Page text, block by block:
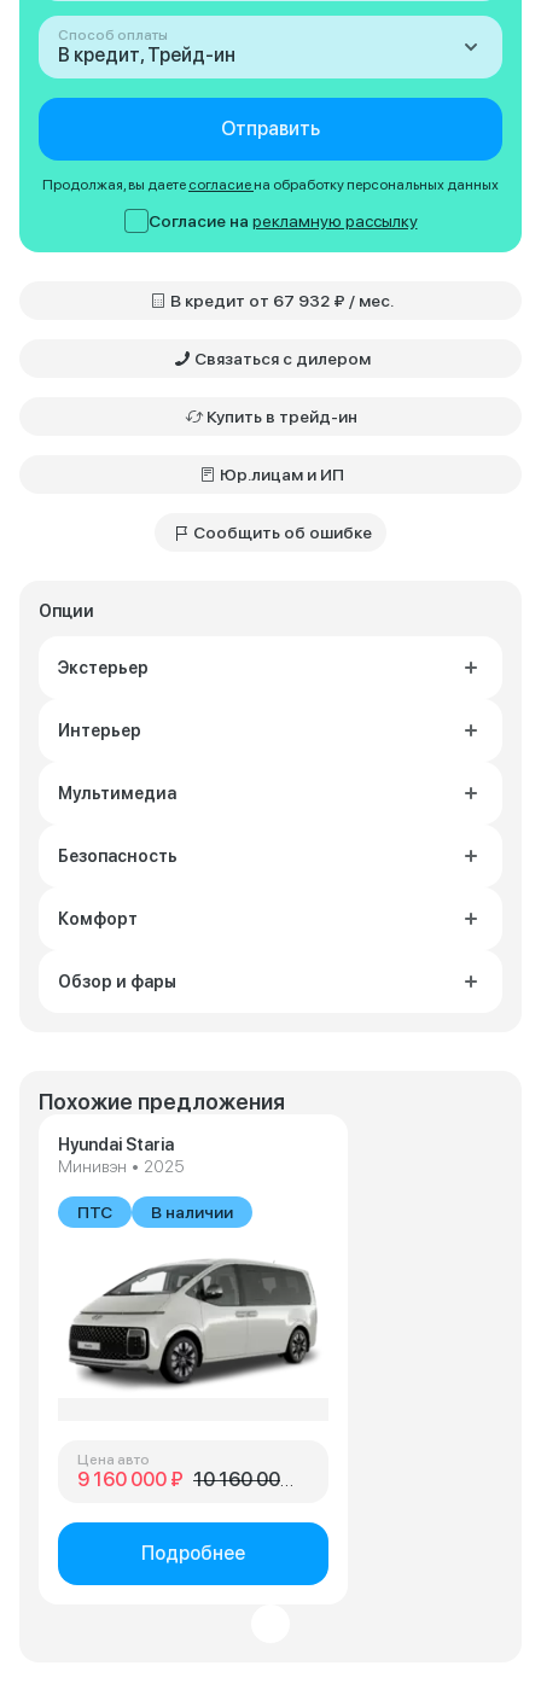
Опции
Экстерьер
Интерьер
Мультимедиа
Безопасность
Комфорт
Обзор и фары
Способ оплаты
В кредит, Трейд-ин
Отправить
Продолжая, вы даете согласие на обработку персональных данных
Согласие на рекламную рассылку
В кредит от 67 932 ₽ / мес.
Связаться с дилером
Купить в трейд-ин
Юр.лицам и ИП
Сообщить об ошибке
Похожие предложения
Hyundai Staria
Минивэн • 2025
ПТС В наличии
Цена авто
9 160 000 ₽ 10 160 000 ₽
Подробнее